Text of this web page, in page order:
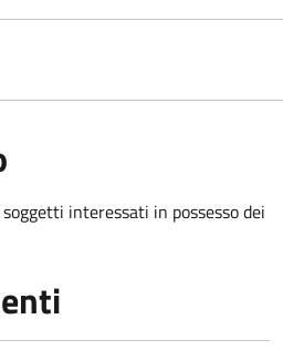
interessati in possesso dei